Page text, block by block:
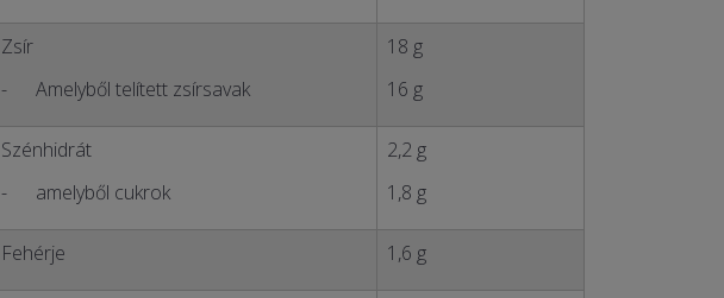
Zsír
- Amelyből telített zsírsavak
18 g
16 g
Szénhidrát
- amelyből cukrok
2,2 g
1,8 g
Fehérje 1,6 g